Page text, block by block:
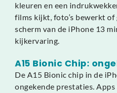
kleuren en een
films kijkt, foto’s bewerkt of
scherm van de iPhone 13
kijkervaring.
A15 Bionic Chip:
De A15 Bionic chip in de
ongekende prestaties.